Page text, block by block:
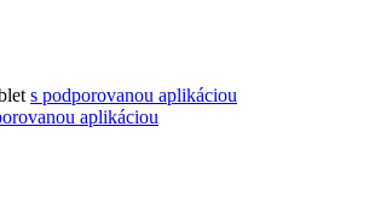
s podporovanou aplikáciou
aplikáciou